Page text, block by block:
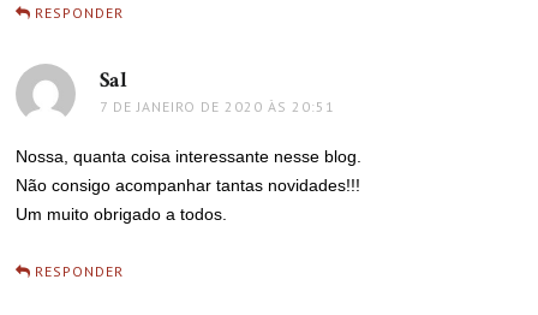
RESPONDER
Sal
7 DE JANEIRO DE 2020 ÀS 20:51
Nossa, quanta coisa interessante nesse blog.
Não consigo acompanhar tantas novidades!!!
Um muito obrigado a todos.
RESPONDER